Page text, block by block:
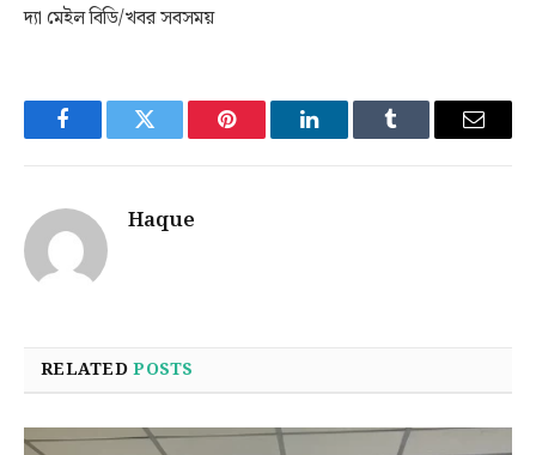
দ্যা মেইল বিডি/খবর সবসময়
FacebookTwitter Pinterest LinkedInTumblr Email
Haque
RELATEDPOSTS